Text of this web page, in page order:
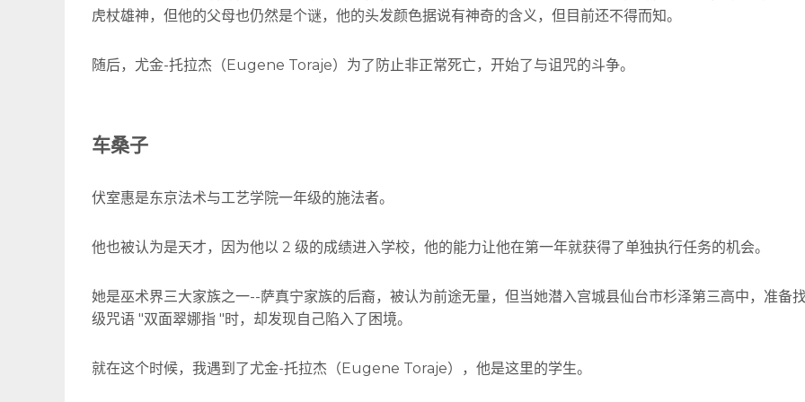
虎杖雄神，但他的父母也仍然是个谜，他的头发颜色据说有神奇的含义，但目前还不得而知。
随后，尤金-托拉杰（Eugene Toraje）为了防止非正常死亡，开始了与诅咒的斗争。
车桑子
伏室惠是东京法术与工艺学院一年级的施法者。
他也被认为是天才，因为他以 2 级的成绩进入学校，他的能力让他在第一年就获得了单独执行任务的机会。
她是巫术界三大家族之一--萨真宁家族的后裔，被认为前途无量，但当她潜入宫城县仙台市杉泽第三高中，准备
级咒语 "双面翠娜指 "时，却发现自己陷入了困境。
就在这个时候，我遇到了尤金-托拉杰（Eugene Toraje），他是这里的学生。